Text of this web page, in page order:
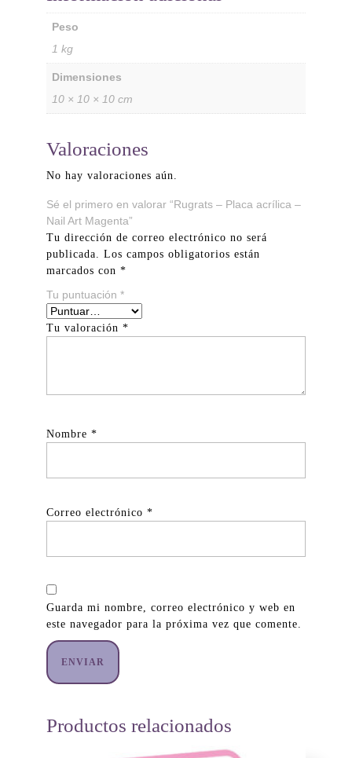
Peso
1 kg
Dimensiones
10 × 10 × 10 cm
Valoraciones
No hay valoraciones aún.
Sé el primero en valorar “Rugrats – Placa acrílica –
Nail Art Magenta”
Tu dirección de correo electrónico no será
publicada. Los campos obligatorios están
marcados con *
Tu puntuación *
Tu valoración *
Nombre *
Correo electrónico *
Guarda mi nombre, correo electrónico y web en
este navegador para la próxima vez que comente.
Productos relacionados